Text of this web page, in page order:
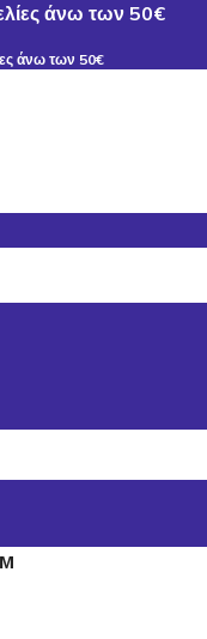
άνω των 50€
άνω των 50€